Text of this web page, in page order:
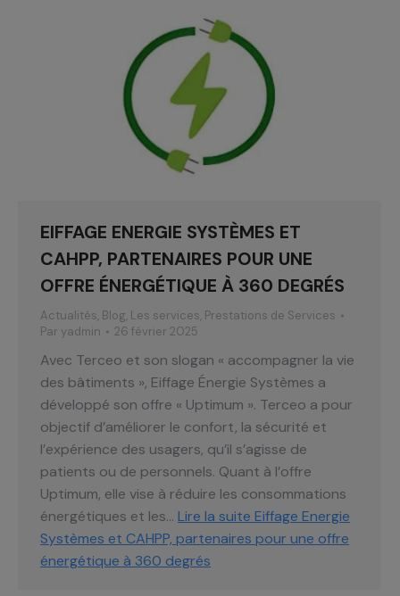
EIFFAGE ENERGIE SYSTÈMES ET
CAHPP, PARTENAIRES POUR UNE
OFFRE ÉNERGÉTIQUE À 360 DEGRÉS
Actualités, Blog, Les services, Prestations de Services
Par yadmin 26 février 2025
Avec Terceo et son slogan « accompagner la vie
des bâtiments », Eiffage Énergie Systèmes a
développé son offre « Uptimum ». Terceo a pour
objectif d’améliorer le confort, la sécurité et
l’expérience des usagers, qu’il s’agisse de
patients ou de personnels. Quant à l’offre
Uptimum, elle vise à réduire les consommations
énergétiques et les… Lire la suite Eiffage Energie
Systèmes et CAHPP, partenaires pour une offre
énergétique à 360 degrés